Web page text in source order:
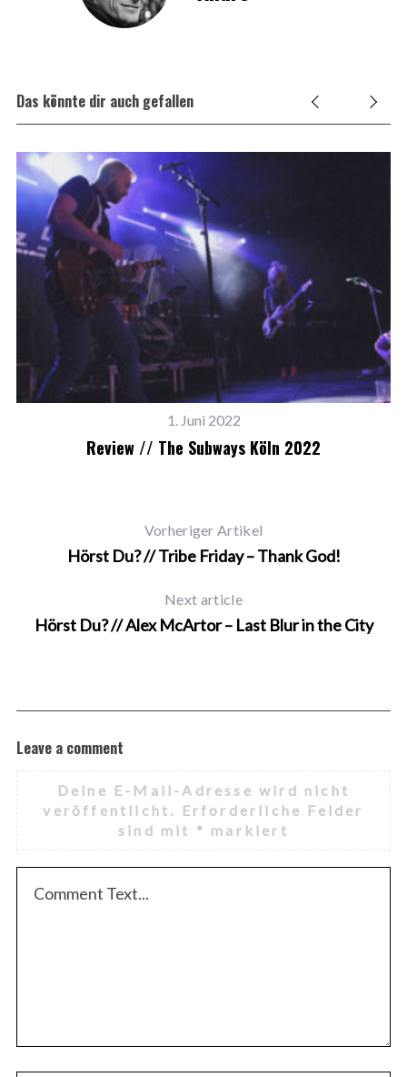
Das könnte dir auch gefallen
1. Juni 2022
Review // The Subways Köln 2022
Vorheriger Artikel
Hörst Du? // Tribe Friday – Thank God!
Next article
Hörst Du? // Alex McArtor – Last Blur in the City
Leave a comment
Deine E-Mail-Adresse wird nicht
veröffentlicht.
Erforderliche Felder
sind mit * markiert